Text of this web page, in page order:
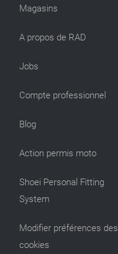
Magasins
A propos de RAD
Jobs
Compte professionnel
Blog
Action permis moto
Shoei Personal Fitting
System
Modifier préférences des
cookies